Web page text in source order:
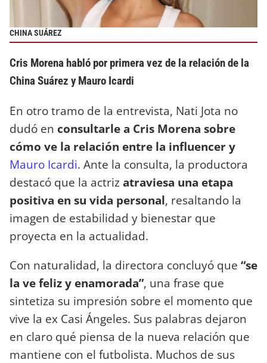
CHINA SUÁREZ
Cris Morena habló por primera vez de la relación de la
China Suárez y Mauro Icardi
En otro tramo de la entrevista, Nati Jota no
dudó en consultarle a Cris Morena sobre
cómo ve la relación entre la influencer y
Mauro Icardi. Ante la consulta, la productora
destacó que la actrizatraviesa una etapa
positiva en su vida personal, resaltando la
imagen de estabilidad y bienestar que
proyecta en la actualidad.
Con naturalidad, la directora concluyó que “se
la ve feliz y enamorada”, una frase que
sintetiza su impresión sobre el momento que
vive la ex Casi Ángeles. Sus palabras dejaron
en claro qué piensa de la nueva relación que
mantiene con el futbolista. Muchos de sus